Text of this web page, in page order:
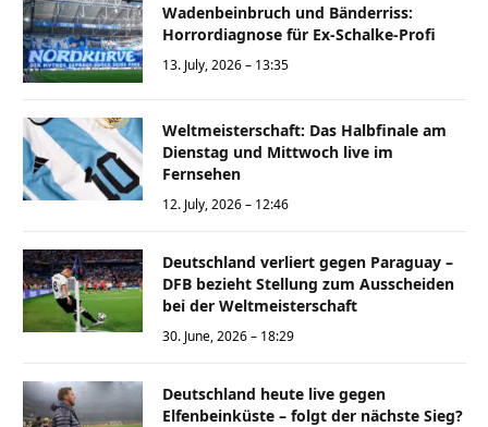
Wadenbeinbruch und Bänderriss:
Horrordiagnose für Ex-Schalke-Profi
13. July, 2026 – 13:35
Weltmeisterschaft: Das Halbfinale am
Dienstag und Mittwoch live im
Fernsehen
12. July, 2026 – 12:46
Deutschland verliert gegen Paraguay –
DFB bezieht Stellung zum Ausscheiden
bei der Weltmeisterschaft
30. June, 2026 – 18:29
Deutschland heute live gegen
Elfenbeinküste – folgt der nächste Sieg?